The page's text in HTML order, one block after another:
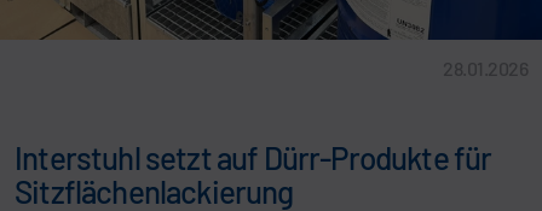
28.01.2026
Interstuhl setzt auf Dürr-Produkte für
Sitzflächenlackierung